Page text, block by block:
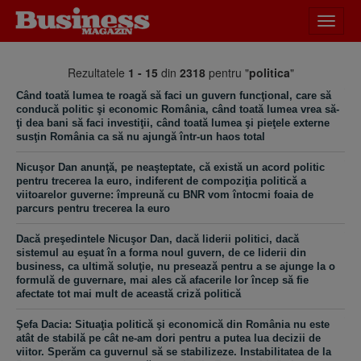
meniu
Rezultatele 1 - 15 din 2318pentru "politica"
Când toată lumea te roagă să faci un guvern funcţional, care să
conducă politic şi economic România, când toată lumea vrea să-
ţi dea bani să faci investiţii, când toată lumea şi pieţele externe
susţin România ca să nu ajungă într-un haos total
Nicuşor Dan anunţă, pe neaşteptate, că există un acord politic
pentru trecerea la euro, indiferent de compoziţia politică a
viitoarelor guverne: împreună cu BNR vom întocmi foaia de
parcurs pentru trecerea la euro
Dacă preşedintele Nicuşor Dan, dacă liderii politici, dacă
sistemul au eşuat în a forma noul guvern, de ce liderii din
business, ca ultimă soluţie, nu presează pentru a se ajunge la o
formulă de guvernare, mai ales că afacerile lor încep să fie
afectate tot mai mult de această criză politică
Şefa Dacia: Situaţia politică şi economică din România nu este
atât de stabilă pe cât ne-am dori pentru a putea lua decizii de
viitor. Sperăm ca guvernul să se stabilizeze. Instabilitatea de la